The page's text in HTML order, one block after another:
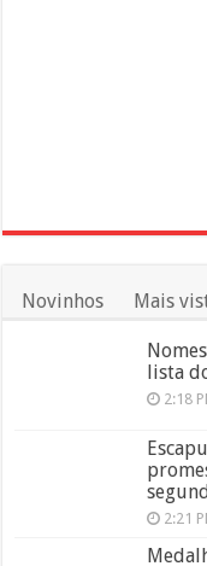
Novinhos Mais
lista
2:18
2:21